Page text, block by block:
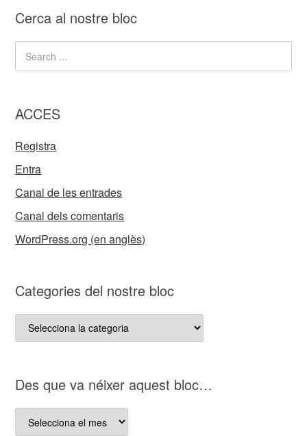
Cerca al nostre bloc
ACCES
Registra
Entra
Canal de les entrades
Canal dels comentaris
WordPress.org (en anglès)
Categories del nostre bloc
Categories
del
D es que va néixer aquest bloc…
D es